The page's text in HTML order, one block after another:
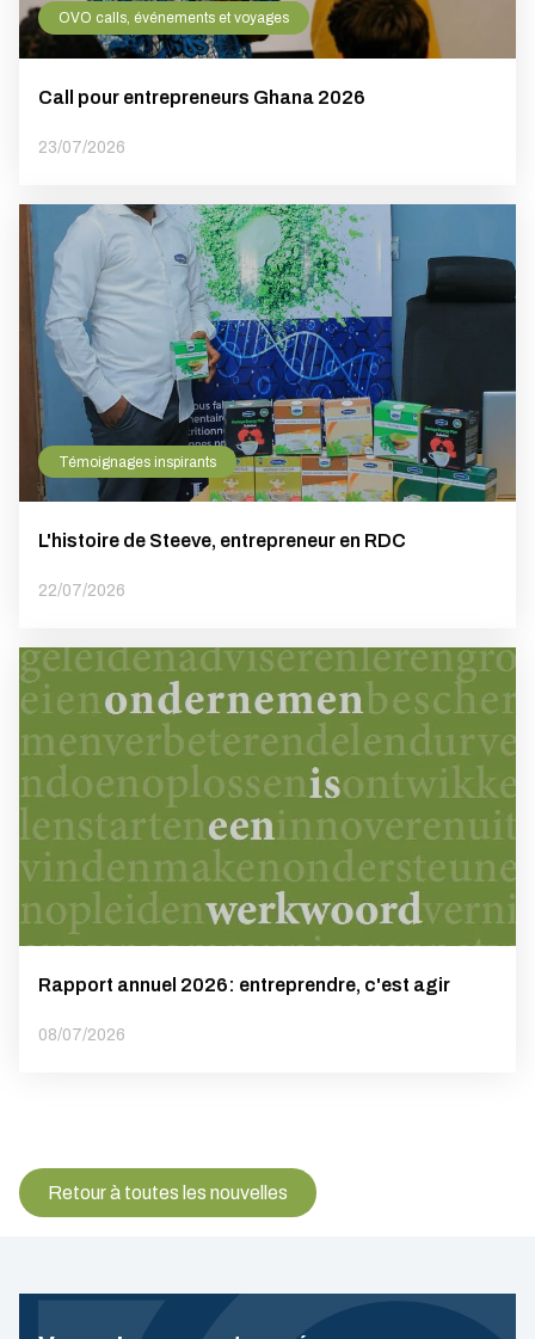
OVO calls, événements et voyages
Call pour entrepreneurs Ghana 2026
23/07/2026
Témoignages inspirants
L'histoire de Steeve, entrepreneur en RDC
22/07/2026
Rapport annuel 2026: entreprendre, c'est agir
08/07/2026
Retour à toutes les nouvelles